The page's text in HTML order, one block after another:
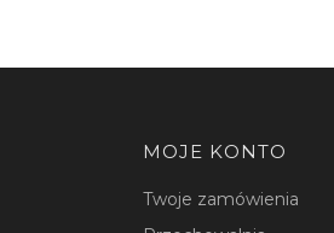
MOJE KONTO
Twoje zamówienia